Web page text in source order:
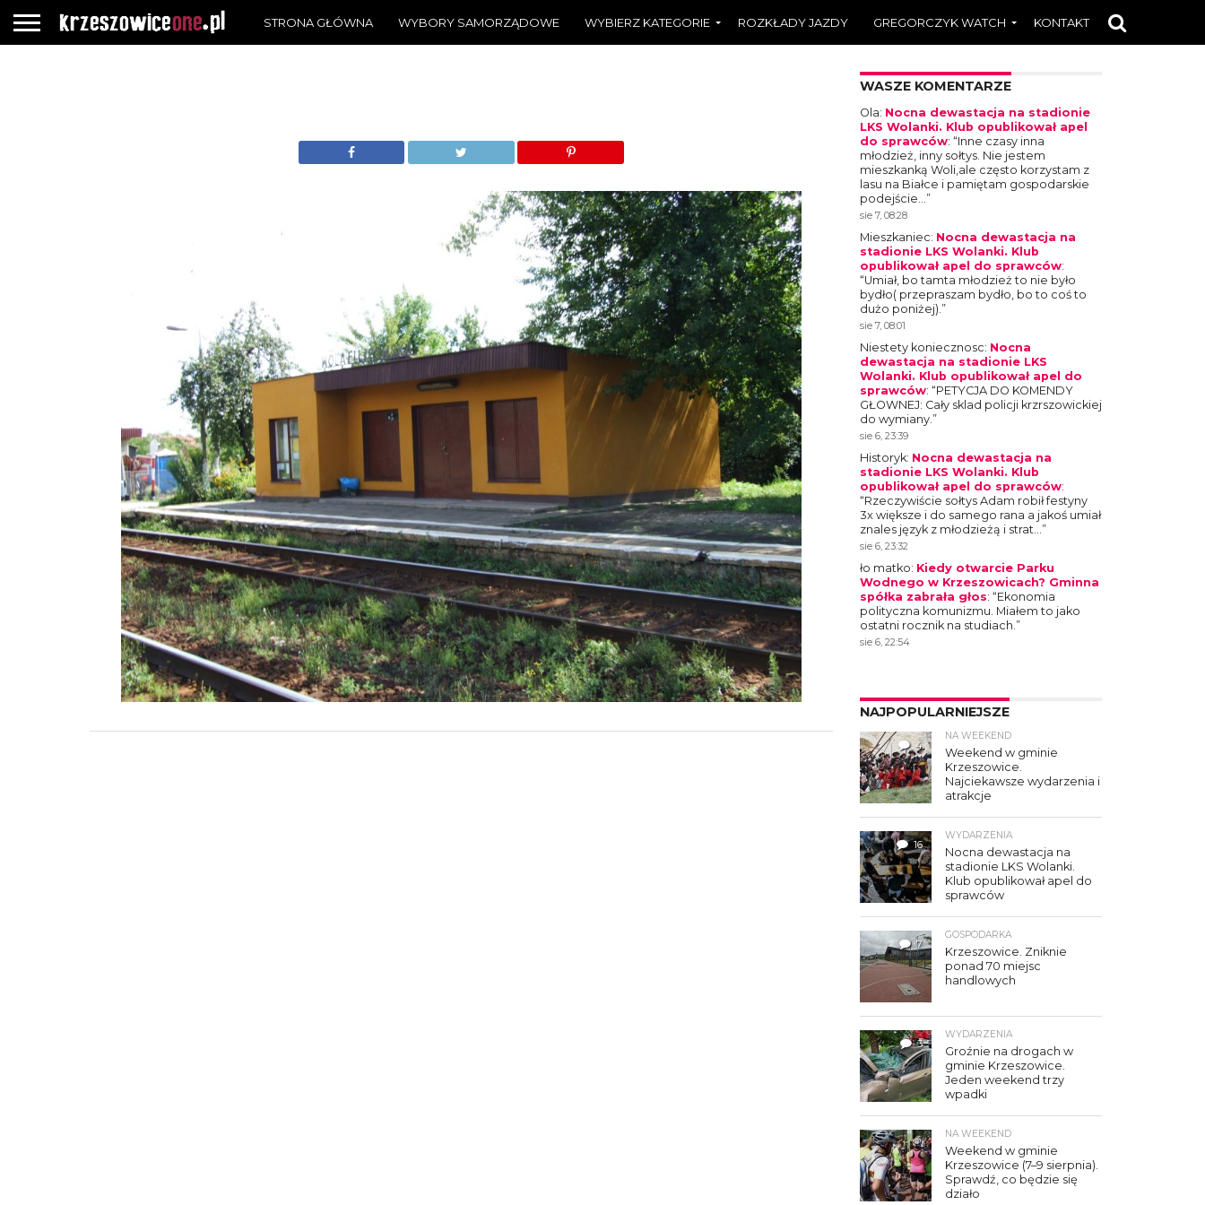
STRONA GŁÓWNA WYBORY SAMORZĄDOWE WYBIERZ KATEGORIE ROZKŁADY JAZDY GREGORCZYK WATCH KONTAKT
WASZE KOMENTARZE
Ola: Nocna dewastacja na stadionie
LKS Wolanki. Klub opublikował apel
do sprawców: “Inne czasy inna
młodzież, inny sołtys. Nie jestem
mieszkanką Woli,ale często korzystam z
lasu na Białce i pamiętam gospodarskie
podejście…”
sie 7, 08:28
Mieszkaniec: Nocna dewastacja na
stadionie LKS Wolanki. Klub
opublikował apel do sprawców:
“Umiał, bo tamta młodzież to nie było
bydło( przepraszam bydło, bo to coś to
dużo poniżej).”
sie 7, 08:01
Niestety koniecznosc: Nocna
dewastacja na stadionie LKS
Wolanki. Klub opublikował apel do
sprawców: “PETYCJA DO KOMENDY
GŁOWNEJ: Cały sklad policji krzrszowickiej
do wymiany.”
sie 6, 23:39
Historyk: Nocna dewastacja na
stadionie LKS Wolanki. Klub
opublikował apel do sprawców:
“Rzeczywiście sołtys Adam robił festyny
3x większe i do samego rana a jakoś umiał
znales język z młodzieżą i strat…”
sie 6, 23:32
ło matko: Kiedy otwarcie Parku
Wodnego w Krzeszowicach? Gminna
spółka zabrała głos: “Ekonomia
polityczna komunizmu. Miałem to jako
ostatni rocznik na studiach.”
sie 6, 22:54
NAJPOPULARNIEJSZE
4
NA WEEKEND
Weekend w gminie
Krzeszowice.
Najciekawsze wydarzenia i
atrakcje
16
WYDARZENIA
Nocna dewastacja na
stadionie LKS Wolanki.
Klub opublikował apel do
sprawców
7
GOSPODARKA
Krzeszowice. Zniknie
ponad 70 miejsc
handlowych
3
WYDARZENIA
Groźnie na drogach w
gminie Krzeszowice.
Jeden weekend trzy
wpadki
NA WEEKEND
Weekend w gminie
Krzeszowice (7–9 sierpnia).
Sprawdź, co będzie się
działo